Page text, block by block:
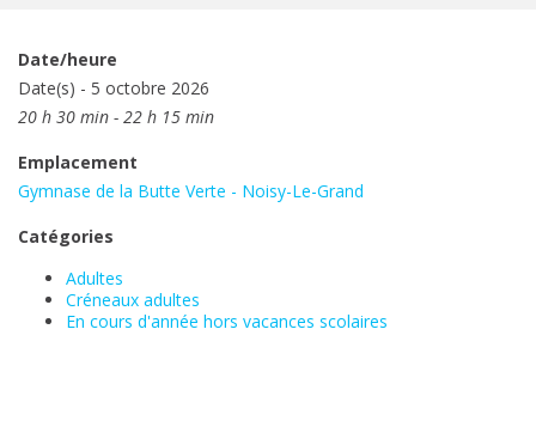
Date/heure
Date(s) - 5 octobre 2026
20 h 30 min - 22 h 15 min
Emplacement
Gymnase de la Butte Verte - Noisy-Le-Grand
Catégories
Adultes
Créneaux adultes
En cours d'année hors vacances scolaires